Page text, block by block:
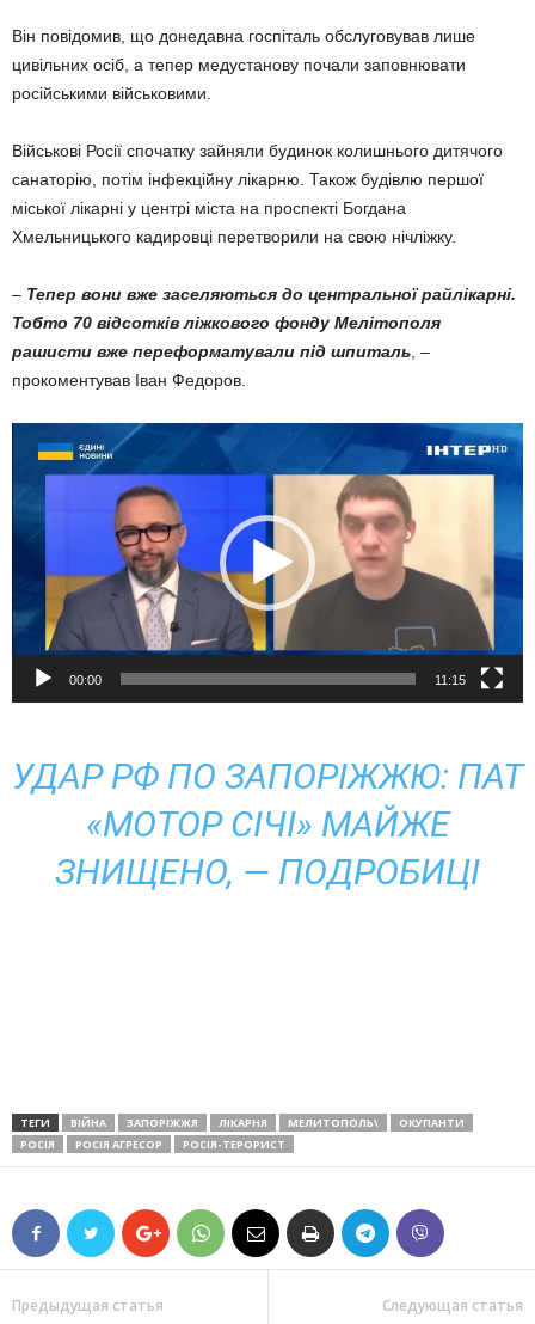
Він повідомив, що донедавна госпіталь обслуговував лише
цивільних осіб, а тепер медустанову почали заповнювати
російськими військовими.
Військові Росії спочатку зайняли будинок колишнього дитячого
санаторію, потім інфекційну лікарню. Також будівлю першої
міської лікарні у центрі міста на проспекті Богдана
Хмельницького кадировці перетворили на свою нічліжку.
– Тепер вони вже заселяються до центральної райлікарні.
Тобто 70 відсотків ліжкового фонду Мелітополя
рашисти вже переформатували під шпиталь, –
прокоментував Іван Федоров.
00:00 11:15
УДАР РФ ПО ЗАПОРІЖЖЮ: ПАТ
«МОТОР СІЧІ» МАЙЖЕ
ЗНИЩЕНО, — ПОДРОБИЦІ
ТЕГИ ВІЙНА ЗАПОРІЖЖЯ ЛІКАРНЯ МЕЛИТОПОЛЬ\
ОКУПАНТИ
РОСІЯ
РОСІЯ АГРЕСОР РОСІЯ-ТЕРОРИСТ
Предыдущая статья Следующая статья